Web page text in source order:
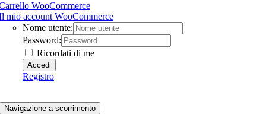
WooCommerce
mio account WooCommerce
Nome utente:
Password:
Ricordati di me
Registro
Navigazione a scorrimento